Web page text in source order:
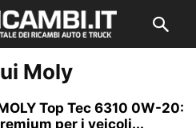
Moly
Top Tec 6310 0W-20:
per i veicoli...